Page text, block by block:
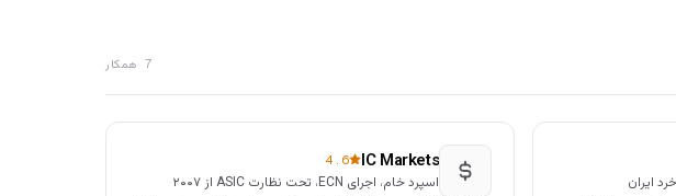
7 همکار
IC Markets
4.6
اسپرد خام، اجرای ECN، تحت نظارت ASIC از ۲۰۰۷